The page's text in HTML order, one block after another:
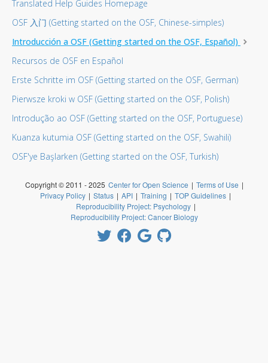
Translated Help Guides Homepage
OSF 入门 (Getting started on the OSF, Chinese-simples)
Introducción a OSF (Getting started on the OSF, Español)
Recursos de OSF en Español
Erste Schritte im OSF (Getting started on the OSF, German)
Pierwsze kroki w OSF (Getting started on the OSF, Polish)
Introdução ao OSF (Getting started on the OSF, Portuguese)
Kuanza kutumia OSF (Getting started on the OSF, Swahili)
OSF'ye Başlarken (Getting started on the OSF, Turkish)
Copyright © 2011 - 2025 Center for Open Science | Terms of Use |
Privacy Policy | Status | API | Training | TOP Guidelines |
Reproducibility Project: Psychology |
Reproducibility Project: Cancer Biology